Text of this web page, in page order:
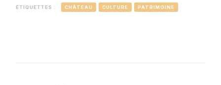
ÉTIQUETTES : CHÂTEAU CULTURE PATRIMOINE